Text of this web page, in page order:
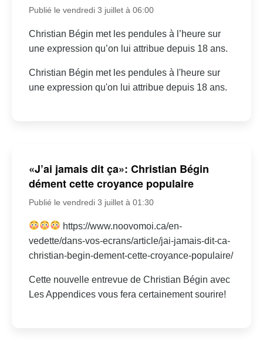
Publié le vendredi 3 juillet à 06:00
Christian Bégin met les pendules à l’heure sur
une expression qu’on lui attribue depuis 18 ans.
Christian Bégin met les pendules à l'heure sur
une expression qu'on lui attribue depuis 18 ans.
«J’ai jamais dit ça»: Christian Bégin
dément cette croyance populaire
Publié le vendredi 3 juillet à 01:30
https://www.noovomoi.ca/en-
vedette/dans-vos-ecrans/article/jai-jamais-dit-ca-
christian-begin-dement-cette-croyance-populaire/
Cette nouvelle entrevue de Christian Bégin avec
Les Appendices vous fera certainement sourire!